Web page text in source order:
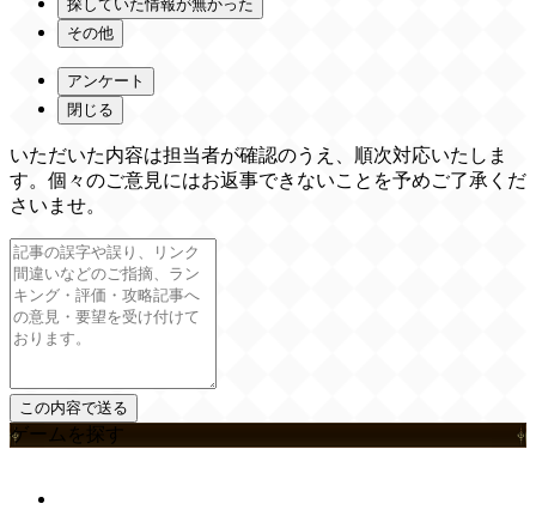
探していた情報が無かった
その他
アンケート
閉じる
いただいた内容は担当者が確認のうえ、順次対応いたしま
す。個々のご意見にはお返事できないことを予めご了承くだ
さいませ。
ゲームを探す